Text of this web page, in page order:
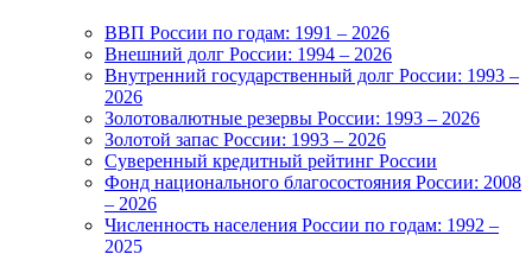
ВВП России по годам: 1991 – 2026
Внешний долг России: 1994 – 2026
Внутренний государственный долг России: 1993 –
2026
Золотовалютные резервы России: 1993 – 2026
Золотой запас России: 1993 – 2026
Суверенный кредитный рейтинг России
Фонд национального благосостояния России: 2008
– 2026
Численность населения России по годам: 1992 –
2025